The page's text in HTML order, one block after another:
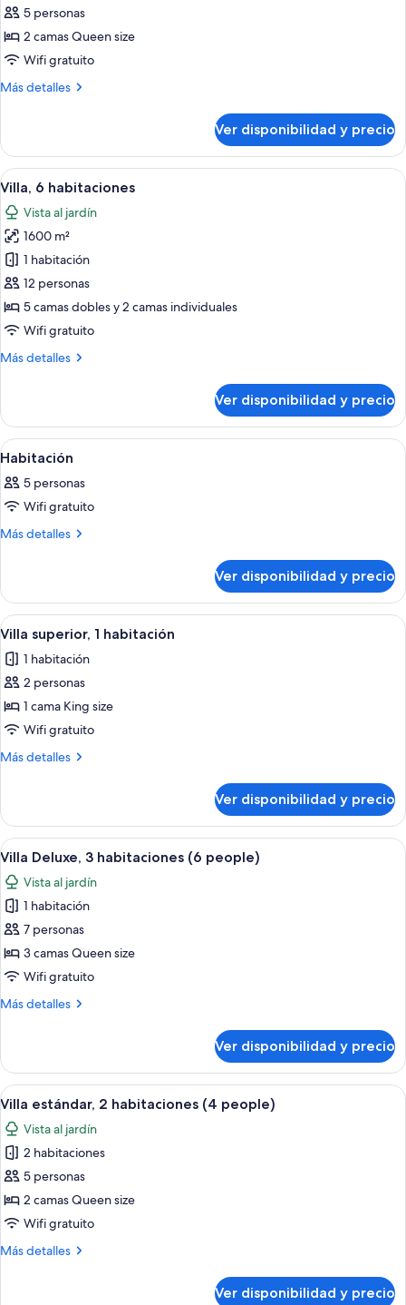
Villa
Deluxe,
2
habitaciones
(4
5 personas
2 camas Queen size
Wifi gratuito
Más detalles
Más
Deluxe,
habitaciones
People)
Ver disponibilidad y precio
Ver
todas
las
fotos
de
Villa,
6
habitaciones
Una piscina con sillones de
39
Villa, 6 habitaciones
Vista al jardín
1600 m²
1 habitación
12 personas
5 camas dobles y 2 camas individuales
Wifi gratuito
Más detalles
Más
6
habitaciones
Ver disponibilidad y precio
Ver
todas
las
fotos
de
Un dormitorio con una cama, dos
22
Habitación
5 personas
Wifi gratuito
Más detalles
Más
Ver disponibilidad y precio
Ver
todas
las
fotos
de
Villa
superior,
Minibar, caja de seguridad en la
14
Villa superior, 1 habitación
1 habitación
2 personas
1 cama King size
Wifi gratuito
Más detalles
Más
superior,
habitación
Ver disponibilidad y precio
Ver
todas
las
fotos
de
Villa
Deluxe,
habitaciones
Zona de piscina con sillas de
47
Villa Deluxe, 3 habitaciones (6 people)
Vista al jardín
1 habitación
7 personas
3 camas Queen size
Wifi gratuito
Más detalles
Más
Deluxe,
habitaciones
people)
Ver disponibilidad y precio
Ver
todas
las
fotos
de
Villa
estándar,
habitaciones
Un área de piscina moderna con un
22
Villa estándar, 2 habitaciones (4 people)
Vista al jardín
2 habitaciones
5 personas
2 camas Queen size
Wifi gratuito
Más detalles
Más
Ver disponibilidad y precio